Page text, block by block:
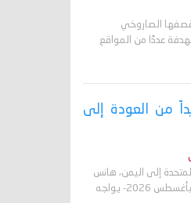
الصاروخي
عددًا من المواقع
من العودة إلى
إلى اليمن، هانس
غروندبرغ، بشأن الوضع في اليمن عمّان، 7 آبأغسطس 2026- يواجه